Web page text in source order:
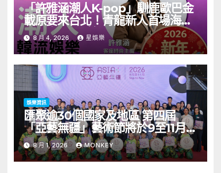
「許雅涵潮人K-pop」馴鹿歐巴金
載原要來台北！青龍新人首場海外
見面會8/9開搶
8 月 4, 2026 星娛樂
娛樂資訊
匯聚逾30個國家及地區 第四屆
「亞藝無疆」藝術節將於9至11月舉
行 開幕節目《三角演義》音樂會演
出陣容包括王雙駿夥拍恭碩良 聯同
來自蒙古的Uuhai、韓國的KARDI
8 月 1, 2026 MONKEY